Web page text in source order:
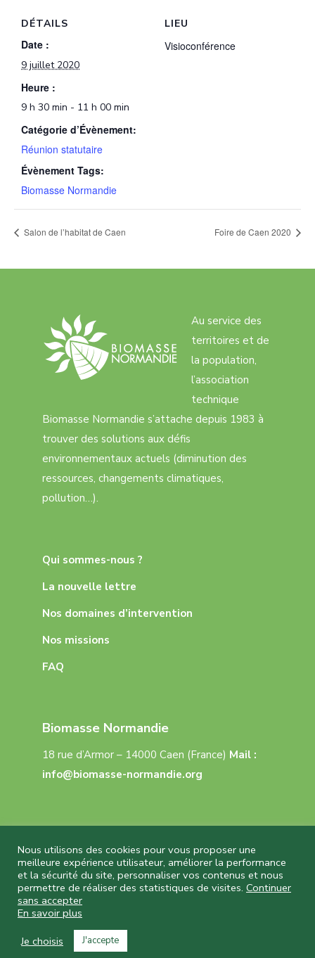
DÉTAILS
Date :
9 juillet 2020
Heure :
9 h 30 min - 11 h 00 min
Catégorie d’Évènement:
Réunion statutaire
Évènement Tags:
Biomasse Normandie
LIEU
Visioconférence
Salon de l’habitat de Caen Foire de Caen 2020
Au service des
territoires et de
la population,
l’association
technique
Biomasse Normandie s’attache depuis 1983 à
trouver des solutions aux défis
environnementaux actuels (diminution des
ressources, changements climatiques,
pollution…).
Qui sommes-nous ?
La nouvelle lettre
Nos domaines d’intervention
Nos missions
FAQ
Biomasse Normandie
18 rue d’Armor – 14000 Caen (France) Mail :
info@biomasse-normandie.org
Biomasse Normandie © 2026 Tous droits réservés
– RéalisationCapture Communication –
Mentions légales
Nous utilisons des cookies pour vous proposer une
meilleure expérience utilisateur, améliorer la performance
et la sécurité du site, personnaliser vos contenus et nous
permettre de réaliser des statistiques de visites. Continuer
sans accepter
En savoir plus
Je choisis
J'accepte